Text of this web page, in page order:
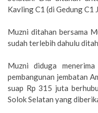
Kavling C1 (di Gedung C1
Muzni ditahan bersama
sudah terlebih dahulu
Muzni diduga
pembangunan jembatan
suap Rp 315 juta
Solok Selatan yang